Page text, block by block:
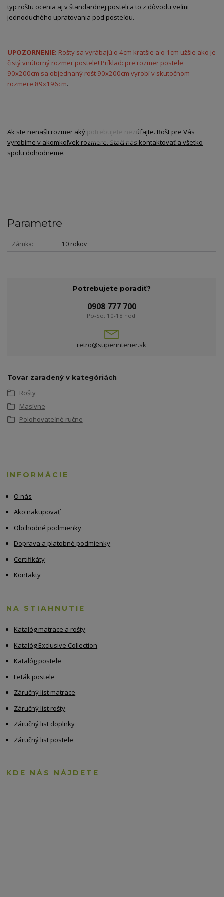
typ roštu ocenia aj v štandardnej posteli a to z dôvodu veľmi
jednoduchého upratovania pod posteľou.
UPOZORNENIE: Rošty sa vyrábajú o 4cm kratšie a o 1cm užšie ako je
čistý vnútorný rozmer postele! Príklad: pre rozmer postele
90x200cm sa objednaný rošt 90x200cm vyrobí v skutočnom
rozmere 89x196cm.
Ak ste nenašli rozmer aký potrebujete nezúfajte. Rošt pre Vás
vyrobíme v akomkoľvek rozmere. Stačí nás kontaktovať a všetko
spolu dohodneme.
Parametre
Záruka 10 rokov
Potrebujete poradiť?
0908 777 700
Po-So: 10-18 hod.
retro@superinterier.sk
Tovar zaradený v kategóriách
Rošty
Masívne
Polohovateľné ručne
INFORMÁCIE
O nás
Ako nakupovať
Obchodné podmienky
Doprava a platobné podmienky
Certifikáty
Kontakty
NA STIAHNUTIE
Katalóg matrace a rošty
Katalóg Exclusive Collection
Katalóg postele
Leták postele
Záručný list matrace
Záručný list rošty
Záručný list doplnky
Záručný list postele
KDE NÁS NÁJDETE